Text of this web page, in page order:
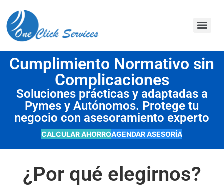
Cumplimiento Normativo sin
Complicaciones
Soluciones prácticas y adaptadas a
Pymes y Autónomos. Protege tu
negocio con asesoramiento experto
CALCULAR AHORROAGENDAR ASESORÍA
¿Por qué elegirnos?